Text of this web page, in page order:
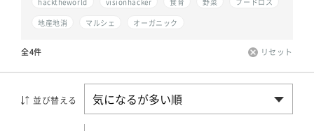
地産地消
マルシェ オーガニック
全4件 リセット
並び替える